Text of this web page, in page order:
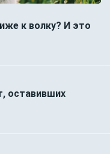
к волку? И это
оставивших